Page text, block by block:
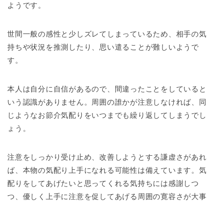
ようです。
世間一般の感性と少しズレてしまっているため、相手の気
持ちや状況を推測したり、思い遣ることが難しいようで
す。
本人は自分に自信があるので、間違ったことをしていると
いう認識がありません。周囲の誰かが注意しなければ、同
じようなお節介気配りをいつまでも繰り返してしまうでし
ょう。
注意をしっかり受け止め、改善しようとする謙虚さがあれ
ば、本物の気配り上手になれる可能性は備えています。気
配りをしてあげたいと思ってくれる気持ちには感謝しつ
つ、優しく上手に注意を促してあげる周囲の寛容さが大事